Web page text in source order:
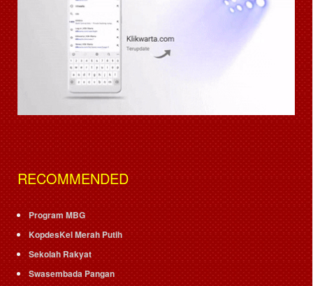
RECOMMENDED
Program MBG
KopdesKel Merah Putih
Sekolah Rakyat
Swasembada Pangan